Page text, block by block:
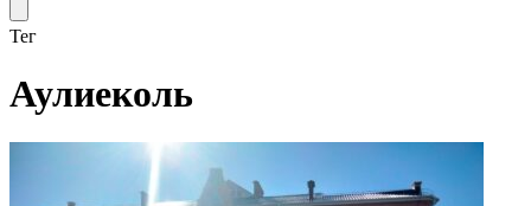
Тег
Аулиеколь